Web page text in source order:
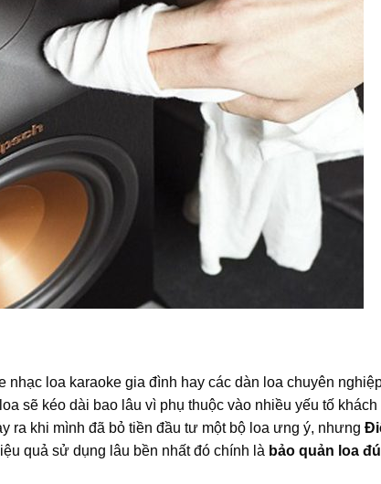
nhạc loa karaoke gia đình hay các dàn loa chuyên
sẽ kéo dài bao lâu vì phụ thuộc vào nhiều yếu tố khách
ra khi mình đã bỏ tiền đầu tư một bộ loa ưng ý, nhưng
quả sử dụng lâu bền nhất đó chính là bảo quản loa